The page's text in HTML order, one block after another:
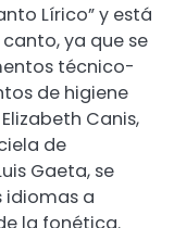
Lírico” y está
ya que se
técnico-
de higiene
Canis,
de
Gaeta, se
idiomas a
la fonética.